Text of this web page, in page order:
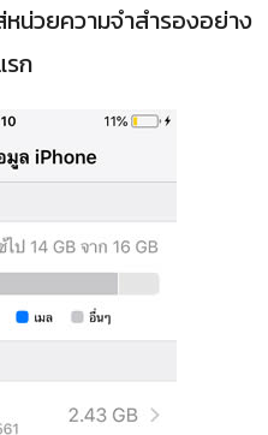
หน่วยความจำสำรองอย่าง
รก